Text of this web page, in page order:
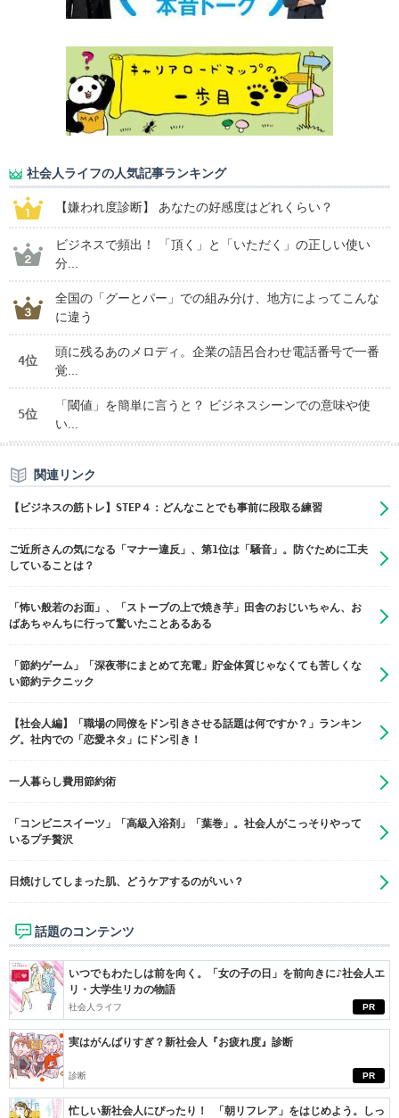
社会人ライフの人気記事ランキング
【嫌われ度診断】 あなたの好感度はどれくらい？
ビジネスで頻出！ 「頂く」と「いただく」の正しい使い
分...
全国の「グーとパー」での組み分け、地方によってこんな
に違う
4位
頭に残るあのメロディ。企業の語呂合わせ電話番号で一番
覚...
5位
「閾値」を簡単に言うと？ ビジネスシーンでの意味や使
い...
関連リンク
【ビジネスの筋トレ】STEP４：どんなことでも事前に段取る練習
ご近所さんの気になる「マナー違反」、第1位は「騒音」。防ぐために工夫
していることは？
「怖い般若のお面」、「ストーブの上で焼き芋」田舎のおじいちゃん、お
ばあちゃんちに行って驚いたことあるある
「節約ゲーム」「深夜帯にまとめて充電」貯金体質じゃなくても苦しくな
い節約テクニック
【社会人編】「職場の同僚をドン引きさせる話題は何ですか？」ランキン
グ。社内での「恋愛ネタ」にドン引き！
一人暮らし費用節約術
「コンビニスイーツ」「高級入浴剤」「葉巻」。社会人がこっそりやって
いるプチ贅沢
日焼けしてしまった肌、どうケアするのがいい？
話題のコンテンツ
PR
いつでもわたしは前を向く。「女の子の日」を前向きに♪社会人エ
リ・大学生リカの物語
社会人ライフ
PR
実はがんばりすぎ？新社会人『お疲れ度』診断
診断
忙しい新社会人にぴったり！ 「朝リフレア」をはじめよう。しっ